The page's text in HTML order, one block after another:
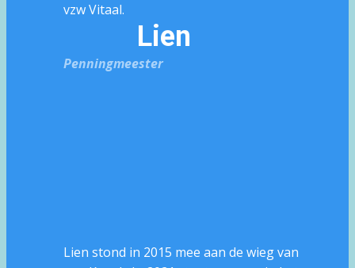
vzw Vitaal.
Lien
Penningmeester
Lien stond in 2015 mee aan de wieg van